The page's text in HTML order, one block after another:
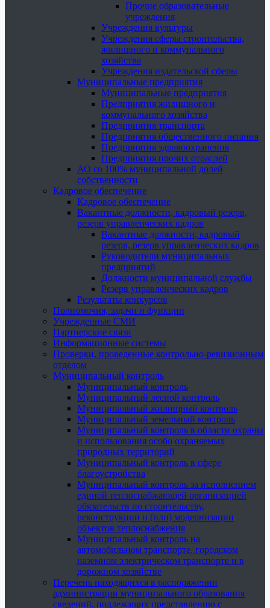
Прочие образовательные
учреждения
Учреждения культуры
Учреждения сферы строительства,
жилищного и коммунального
хозяйства
Учреждения издательской сферы
Муниципальные предприятия
Муниципальные предприятия
Предприятия жилищного и
коммунального хозяйства
Предприятия транспорта
Предприятия общественного питания
Предприятия здравоохранения
Предприятия прочих отраслей
АО со 100% муниципальной долей
собственности
Кадровое обеспечение
Кадровое обеспечение
Вакантные должности, кадровый резерв,
резерв управленческих кадров
Вакантные должности, кадровый
резерв, резерв управленческих кадров
Руководители муниципальных
предприятий
Должности муниципальной службы
Резерв управленческих кадров
Результаты конкурсов
Полномочия, задачи и функции
Учрежденные СМИ
Партнерские связи
Информационные системы
Проверки, проведенные контрольно-ревизионным
отделом
Муниципальный контроль
Муниципальный контроль
Муниципальный лесной контроль
Муниципальный жилищный контроль
Муниципальный земельный контроль
Муниципальный контроль в области охраны
и использования особо охраняемых
природных территорий
Муниципальный контроль в сфере
благоустройства
Муниципальный контроль за исполнением
единой теплоснабжающей организацией
обязательств по строительству,
реконструкции и (или) модернизации
объектов теплоснабжения
Муниципальный контроль на
автомобильном транспорте, городском
наземном электрическом транспорте и в
дорожном хозяйстве
Перечень находящихся в распоряжении
администрации муниципального образования
сведений, подлежащих представлению с